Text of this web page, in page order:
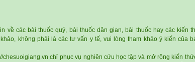
về các bài thuốc quý, bài thuốc dân gian, bài thuốc hay các kiến
không phải là các tư vấn y tế, vui lòng tham khảo ý kiến của
chesuoigiang.vn chỉ phục vụ nghiên cứu học tập và mở rộng kiến